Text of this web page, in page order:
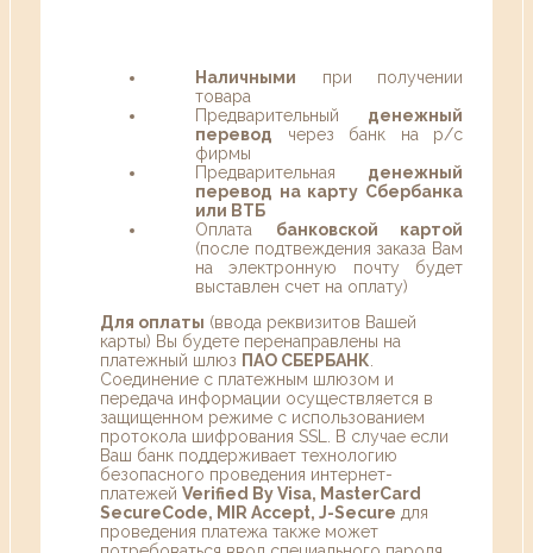
Наличными при получении
товара
Предварительный денежный
перевод через банк на р/с
фирмы
Предварительная денежный
перевод на карту Сбербанка
или ВТБ
Оплата банковской картой
(после подтвеждения заказа Вам
на электронную почту будет
выставлен счет на оплату)
Для оплаты (ввода реквизитов Вашей
карты) Вы будете перенаправлены на
платежный шлюз ПАО СБЕРБАНК
Соединение с платежным шлюзом и
передача информации осуществляется в
защищенном режиме с использованием
протокола шифрования SSL. В случае если
Ваш банк поддерживает технологию
безопасного проведения интернет-
платежей Verified By Visa, MasterCard
SecureCode, MIR Accept, J-Secure для
проведения платежа также может